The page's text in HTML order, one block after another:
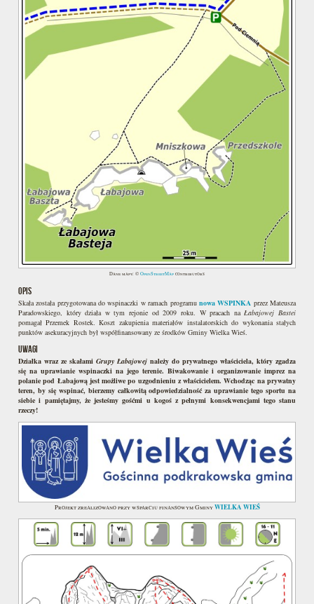
Dane mapy: © OpenStreetMap contributors
OPIS
Skała została przygotowana do wspinaczki w ramach programu nowa WSPINKA przez Mateusza
Paradowskiego, który działa w tym rejonie od 2009 roku. W pracach naŁabajowej Bastei
pomagał Przemek Rostek. Koszt zakupienia materiałów instalatorskich do wykonania stałych
punktów asekuracyjnych był współfinansowany ze środków Gminy Wielka Wieś.
UWAGI
Działka wraz ze skałami Grupy Łabajowej należy do prywatnego właściciela, który zgadza
się na uprawianie wspinaczki na jego terenie. Biwakowanie i organizowanie imprez na
polanie pod Łabajową jest możliwe po uzgodnieniu z właścicielem. Wchodząc na prywatny
teren, by się wspinać, bierzemy całkowitą odpowiedzialność za uprawianie tego sportu na
siebie i pamiętajmy, że jesteśmy gośćmi u kogoś z pełnymi konsekwencjami tego stanu
rzeczy!
Projekt zrealizowano przy wsparciu finansowym GminyWIELKA WIEŚ